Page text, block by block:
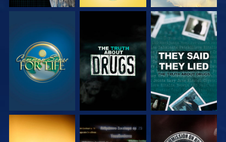
ΠΑΡΑΚΟΛΟΥΘΗΣΤΕ ΠΑΡΑΚΟΛΟΥΘΗΣΤΕ ΠΑΡΑΚΟΛΟΥΘΗΣΤΕ